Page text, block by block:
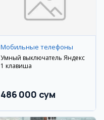
Мобильные телефоны
Умный выключатель Яндекс
1 клавиша
486 000 сум